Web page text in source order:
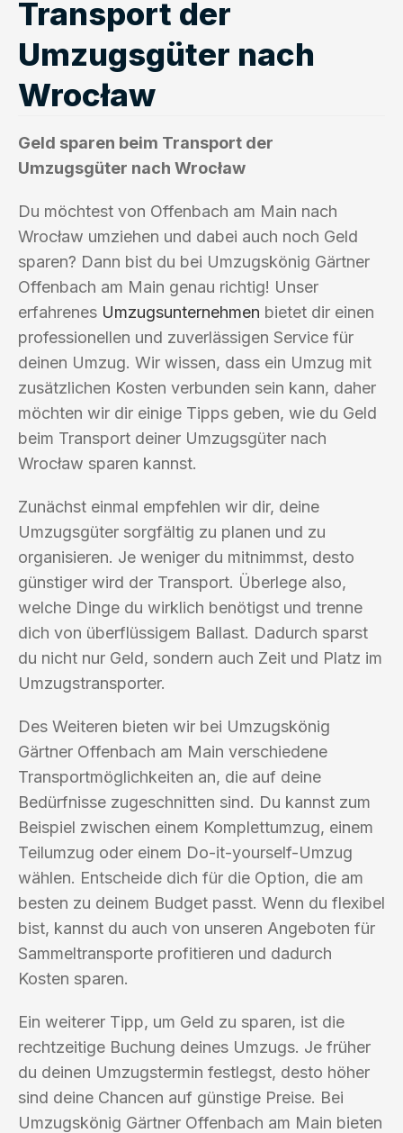
Transport der
Umzugsgüter nach
Wrocław
Geld sparen beim Transport der
Umzugsgüter nach Wrocław
Du möchtest von Offenbach am Main nach
Wrocław umziehen und dabei auch noch Geld
sparen? Dann bist du bei Umzugskönig Gärtner
Offenbach am Main genau richtig! Unser
erfahrenes Umzugsunternehmen bietet dir einen
professionellen und zuverlässigen Service für
deinen Umzug. Wir wissen, dass ein Umzug mit
zusätzlichen Kosten verbunden sein kann, daher
möchten wir dir einige Tipps geben, wie du Geld
beim Transport deiner Umzugsgüter nach
Wrocław sparen kannst.
Zunächst einmal empfehlen wir dir, deine
Umzugsgüter sorgfältig zu planen und zu
organisieren. Je weniger du mitnimmst, desto
günstiger wird der Transport. Überlege also,
welche Dinge du wirklich benötigst und trenne
dich von überflüssigem Ballast. Dadurch sparst
du nicht nur Geld, sondern auch Zeit und Platz im
Umzugstransporter.
Des Weiteren bieten wir bei Umzugskönig
Gärtner Offenbach am Main verschiedene
Transportmöglichkeiten an, die auf deine
Bedürfnisse zugeschnitten sind. Du kannst zum
Beispiel zwischen einem Komplettumzug, einem
Teilumzug oder einem Do-it-yourself-Umzug
wählen. Entscheide dich für die Option, die am
besten zu deinem Budget passt. Wenn du flexibel
bist, kannst du auch von unseren Angeboten für
Sammeltransporte profitieren und dadurch
Kosten sparen.
Ein weiterer Tipp, um Geld zu sparen, ist die
rechtzeitige Buchung deines Umzugs. Je früher
du deinen Umzugstermin festlegst, desto höher
sind deine Chancen auf günstige Preise. Bei
Umzugskönig Gärtner Offenbach am Main bieten